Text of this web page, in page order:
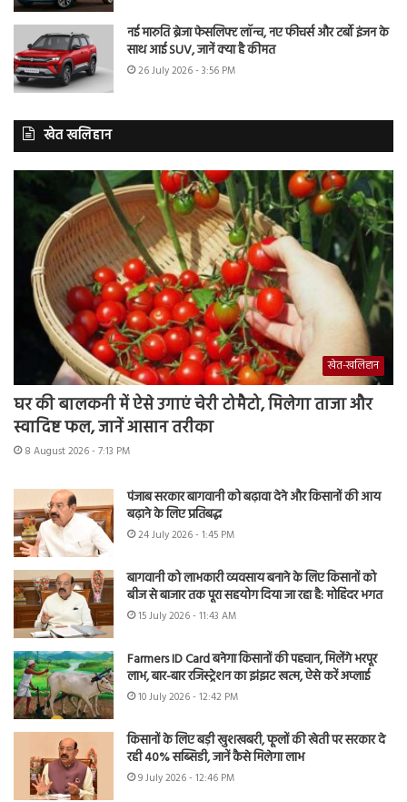
नई मारुति ब्रेजा फेसलिफ्ट लॉन्च, नए फीचर्स और टर्बो इंजन के
साथ आई SUV, जानें क्या है कीमत
26 July 2026 - 3:56 PM
खेत खलिहान
खेत-खलिहान
घर की बालकनी में ऐसे उगाएं चेरी टोमैटो, मिलेगा ताजा और
स्वादिष्ट फल, जानें आसान तरीका
8 August 2026 - 7:13 PM
पंजाब सरकार बागवानी को बढ़ावा देने और किसानों की आय
बढ़ाने के लिए प्रतिबद्ध
24 July 2026 - 1:45 PM
बागवानी को लाभकारी व्यवसाय बनाने के लिए किसानों को
बीज से बाजार तक पूरा सहयोग दिया जा रहा है: मोहिंदर भगत
15 July 2026 - 11:43 AM
Farmers ID Card बनेगा किसानों की पहचान, मिलेंगे भरपूर
लाभ, बार-बार रजिस्ट्रेशन का झंझट खत्म, ऐसे करें अप्लाई
10 July 2026 - 12:42 PM
किसानों के लिए बड़ी खुशखबरी, फूलों की खेती पर सरकार दे
रही 40% सब्सिडी, जानें कैसे मिलेगा लाभ
9 July 2026 - 12:46 PM